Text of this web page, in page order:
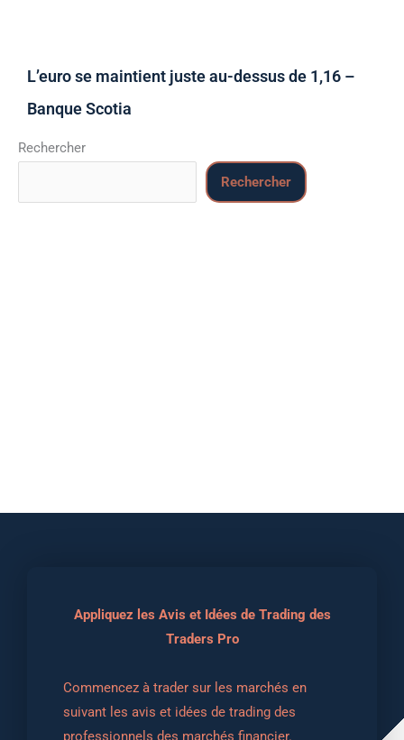
L’euro se maintient juste au-dessus de 1,16 –
Banque Scotia
Rechercher
Rechercher
Appliquez les Avis et Idées de Trading des
Traders Pro
Commencez à trader sur les marchés en
suivant les avis et idées de trading des
professionnels des marchés financier.